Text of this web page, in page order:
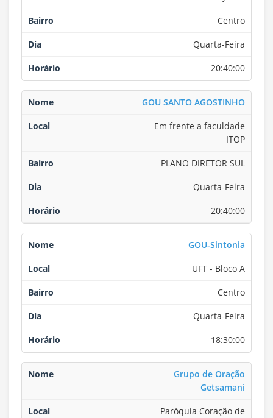
Centro
Quarta-Feira
20:40:00
GOU SANTO AGOSTINHO
Em frente a faculdade
ITOP
PLANO DIRETOR SUL
Quarta-Feira
20:40:00
GOU-Sintonia
UFT - Bloco A
Centro
Quarta-Feira
18:30:00
Grupo de Oração
Getsamani
Paróquia Coração de